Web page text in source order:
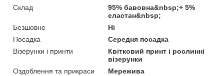
Склад
95% бавовна&nbsp;+ 5%
еластан&nbsp;
Безшовне
Ні
Посадка
Середня посадка
Візерунки і принти
Квітковий принт і рослинні
візерунки
Оздоблення та прикраси
Мережива